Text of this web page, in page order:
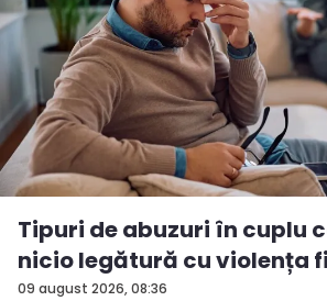
09 august 2026, 08:36
Tipuri de abuzuri în cuplu
nicio legătură cu violența